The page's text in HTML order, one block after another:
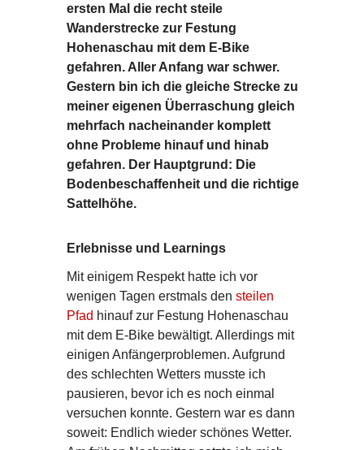
ersten Mal die recht steile
Wanderstrecke zur Festung
Hohenaschau mit dem E-Bike
gefahren. Aller Anfang war schwer.
Gestern bin ich die gleiche Strecke zu
meiner eigenen Überraschung gleich
mehrfach nacheinander komplett
ohne Probleme hinauf und hinab
gefahren. Der Hauptgrund: Die
Bodenbeschaffenheit und die richtige
Sattelhöhe.
Erlebnisse und Learnings
Mit einigem Respekt hatte ich vor
wenigen Tagen erstmals den steilen
Pfad hinauf zur Festung Hohenaschau
mit dem E-Bike bewältigt. Allerdings mit
einigen Anfängerproblemen. Aufgrund
des schlechten Wetters musste ich
pausieren, bevor ich es noch einmal
versuchen konnte. Gestern war es dann
soweit: Endlich wieder schönes Wetter.